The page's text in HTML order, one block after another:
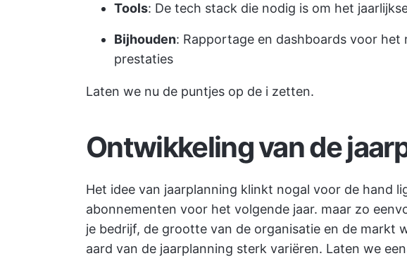
Tools: De tech stack die nodig is om het
Bijhouden: Rapportage en dashboards voor het
prestaties
Laten we nu de puntjes op de i zetten.
Ontwikkeling van de
Het idee van jaarplanning klinkt nogal voor de hand
abonnementen voor het volgende jaar. maar zo
je bedrijf, de grootte van de organisatie en de markt
aard van de jaarplanning sterk variëren. Laten we